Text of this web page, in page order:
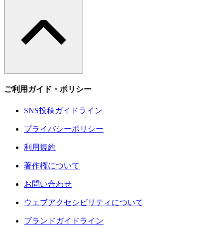
ご利用ガイド・ポリシー
SNS投稿ガイドライン
プライバシーポリシー
利用規約
著作権について
お問い合わせ
ウェブアクセシビリティについて
ブランドガイドライン